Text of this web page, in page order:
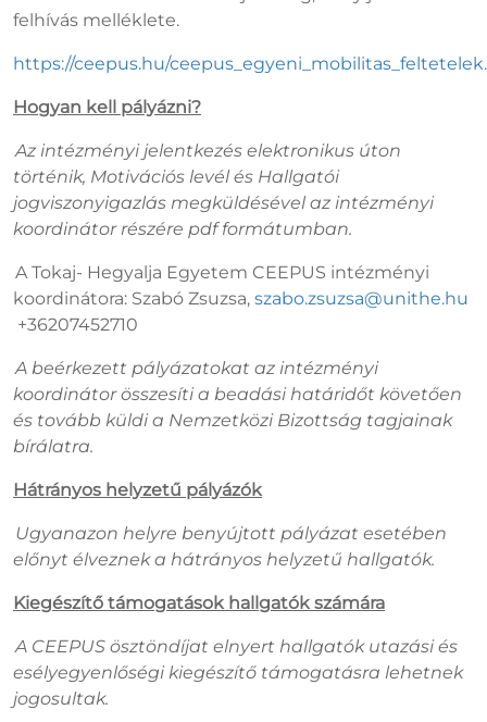
felhívás melléklete.
https://ceepus.hu/
Hogyan kell pályázni?
Az intézményi jelentkezés elektronikus úton
történik, Motivációs levél és Hallgatói
jogviszonyigazlás megküldésével az intézményi
koordinátor részére pdf formátumban.
A Tokaj- Hegyalja Egyetem CEEPUS intézményi
koordinátora: Szabó Zsuzsa, szabo.zsuzsa@unithe.hu
+36207452710
A beérkezett pályázatokat az intézményi
koordinátor összesíti a beadási határidőt követően
és tovább küldi a Nemzetközi Bizottság tagjainak
bírálatra.
Hátrányos helyzetű pályázók
Ugyanazon helyre benyújtott pályázat esetében
előnyt élveznek a hátrányos helyzetű hallgatók.
Kiegészítő támogatások hallgatók számára
A CEEPUS ösztöndíjat elnyert hallgatók utazási és
esélyegyenlőségi kiegészítő támogatásra lehetnek
jogosultak.